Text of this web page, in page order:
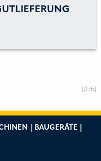
[236]
| BAUGERÄTE |